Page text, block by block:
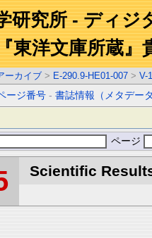
研究所 - ディジ
東洋文庫所蔵』
ーカイブ > E-290.9-HE01-007 > V-1
ージ番号 -書誌情報（メタデー
ページ
Scientific